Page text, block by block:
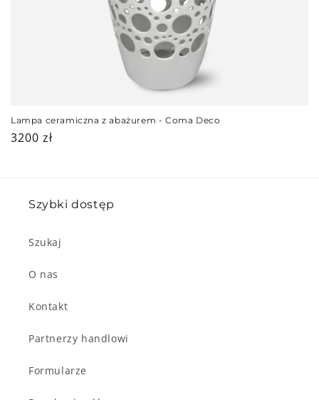
Lampa ceramiczna z abażurem - Coma Deco
Cena
3200 zł
Szybki dostęp
Szukaj
O nas
Kontakt
Partnerzy handlowi
Formularze